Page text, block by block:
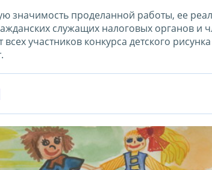
значимость проделанной работы, ее
служащих налоговых органов
участников конкурса детского